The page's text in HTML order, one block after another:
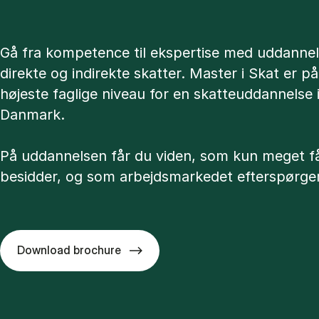
Gå fra kompetence til ekspertise med
direkte og indirekte skatter. Master i Skat er
højeste faglige niveau for en skatteuddannelse i
Danmark.
På uddannelsen får du viden, som kun meget
besidder, og som arbejdsmarkedet
Download brochure